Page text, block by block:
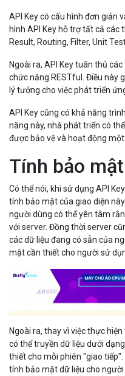
API Key có cấu hình đơn giản
hình API Key hỗ trợ tất cả các
Result, Routing, Filter, Unit
Ngoài ra, API Key tuân thủ
chức năng RESTful. Điều này
lý tưởng cho việc phát triển
API Key cũng có khả năng
năng này, nhà phát triển có
được bảo vệ và hoạt động
Tính bảo
Có thể nói, khi sử dụng API
tính bảo mật của giao diện
người dùng có thể yên tâm
với server. Đồng thời server
các dữ liệu đang có sẵn của
mật cần thiết cho người sử
Ngoài ra, thay vì việc thực
có thể truyền dữ liệu dưới
thiết cho mỗi phiên "giao
tính bảo mật dữ liệu cho người